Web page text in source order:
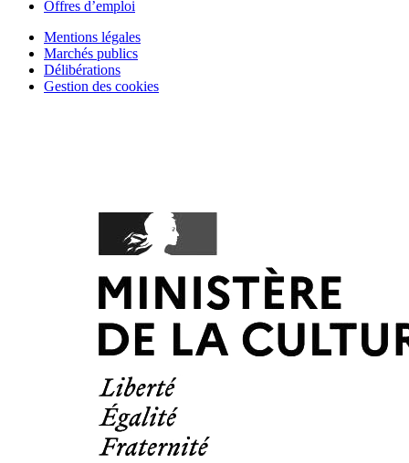
Offres d’emploi
Mentions légales
Marchés publics
Délibérations
Gestion des cookies